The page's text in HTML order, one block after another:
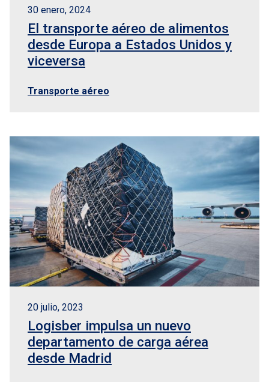
30 enero, 2024
El transporte aéreo de alimentos
desde Europa a Estados Unidos y
viceversa
Transporte aéreo
20 julio, 2023
Logisber impulsa un nuevo
departamento de carga aérea
desde Madrid